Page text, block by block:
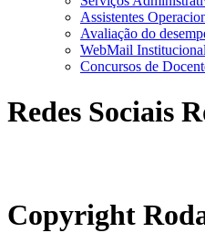
Assistentes
Avaliação do
WebMail Institucional
Concursos de
Redes Sociais
Copyright